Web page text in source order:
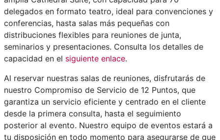
delegados en formato teatro, ideal para convenciones y
conferencias, hasta salas más pequeñas con
distribuciones flexibles para reuniones de junta,
seminarios y presentaciones. Consulta los detalles de
capacidad en el siguiente enlace.
Al reservar nuestras salas de reuniones, disfrutarás de
nuestro Compromiso de Servicio de 12 Puntos, que
garantiza un servicio eficiente y centrado en el cliente
desde la primera consulta, hasta el seguimiento
posterior al evento. Nuestro equipo de eventos estará a
tu disposición en todo momento para asegurarse de que